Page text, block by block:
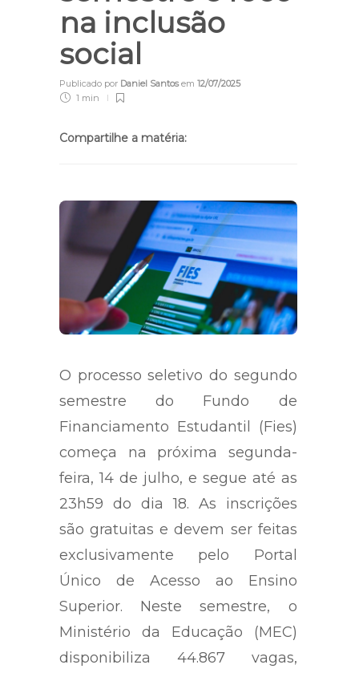
na inclusão
social
Publicado por Daniel Santosem 12/07/2025
1 min
Compartilhe a matéria:
O processo seletivo do segundo
semestre do Fundo de
Financiamento Estudantil (Fies)
começa na próxima segunda-
feira, 14 de julho, e segue até as
23h59 do dia 18. As inscrições
são gratuitas e devem ser feitas
exclusivamente pelo Portal
Único de Acesso ao Ensino
Superior. Neste semestre, o
Ministério da Educação (MEC)
disponibiliza 44.867 vagas,